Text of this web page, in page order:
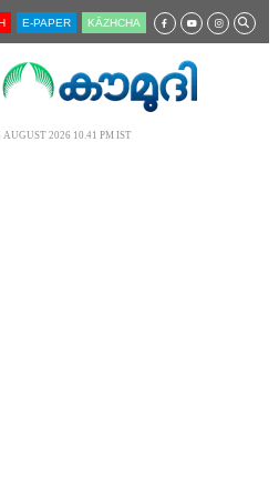
E-PAPER KĀZHCHA
AUGUST 2026 10.41 PM IST